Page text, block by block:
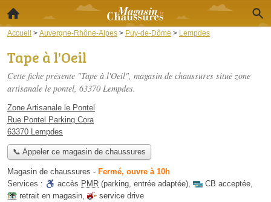
Accueil > Auvergne-Rhône-Alpes > Puy-de-Dôme > Lempdes
Tape à l'Oeil
Cette fiche présente "Tape à l'Oeil", magasin de chaussures situé zone
artisanale le pontel, 63370 Lempdes.
Zone Artisanale le Pontel
Rue Pontel Parking Cora
63370 Lempdes
📞 Appeler ce magasin de chaussures
Magasin de chaussures - Fermé, ouvre à 10h
Services :
accès PMR (parking, entrée adaptée), CB acceptée,
retrait en magasin, service drive